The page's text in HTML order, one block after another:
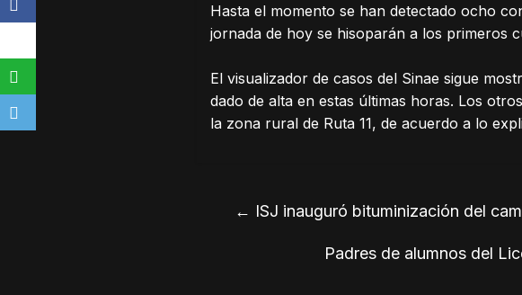
Hasta el momento se han detectado ocho
jornada de hoy se hisoparán a los primeros
El visualizador de casos del Sinae sigue
dado de alta en estas últimas horas. Los
la zona rural de Ruta 11, de acuerdo a lo
← ISJ inauguró bituminización del
Padres de alumnos del